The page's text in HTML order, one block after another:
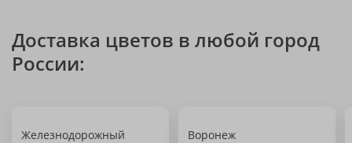
Доставка цветов в любой город
России:
Железнодорожный Воронеж